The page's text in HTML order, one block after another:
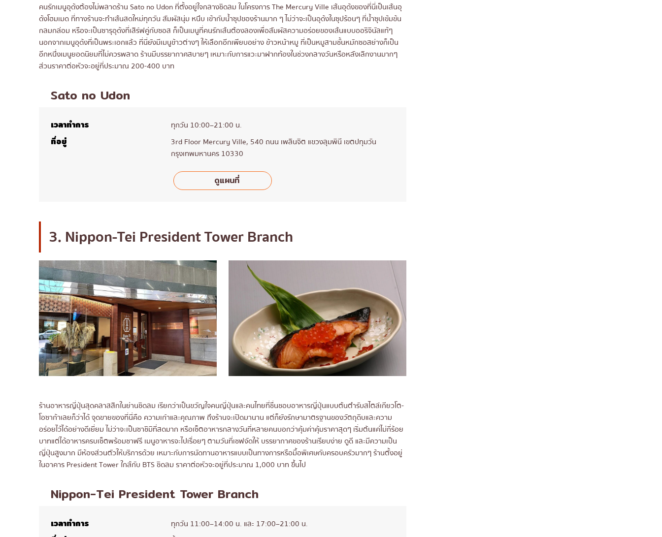
คนรักเมนูอุด้งต้องไม่พลาดร้าน Sato no Udon ที่ตั้งอยู่ใจกลางชิดลม ในโครงการ The Mercury Ville เส้นอุด้งของที่นี่เป็นเส้นอุ
ด้งโฮมเมด ที่ทางร้านจะทำเส้นสดใหม่ทุกวัน สัมผัสนุ่ม หนึบ เข้ากับน้ำซุปของร้านมาก ๆ ไม่ว่าจะเป็นอุด้งในซุปร้อนๆ ที่น้ำซุปเข้มข้น
กลมกล่อม หรือจะเป็นซารุอุด้งที่เสิร์ฟคู่กับซอส ก็เป็นเมนูที่คนรักเส้นต้องลองเพื่อสัมผัสความอร่อยของเส้นแบบออริจินัลแท้ๆ
นอกจากเมนูอุด้งที่เป็นพระเอกแล้ว ที่นี่ยังมีเมนูข้าวต่างๆ ให้เลือกอีกเพียบอย่าง ข้าวหน้าหมู ที่เป็นหมูสามชั้นหมักซอสย่างก็เป็น
อีกหนึ่งเมนูยอดนิยมที่ไม่ควรพลาด ร้านมีบรรยากาศสบายๆ เหมาะกับการแวะมาฝากท้องในช่วงกลางวันหรือหลังเลิกงานมากๆ
ส่วนราคาต่อหัวจะอยู่ที่ประมาณ 200-400 บาท
Sato no Udon
เวลาทำการ ทุกวัน 10:00–21:00 น.
ที่อยู่
3rd Floor Mercury Ville, 540 ถนน เพลินจิต แขวงลุมพินี เขตปทุมวัน
กรุงเทพมหานคร 10330
ดูแผนที่
3. Nippon-Tei President Tower Branch
ร้านอาหารญี่ปุ่นสุดคลาสสิกในย่านชิดลม เรียกว่าเป็นขวัญใจคนญี่ปุ่นและคนไทยที่ชื่นชอบอาหารญี่ปุ่นแบบต้นตำรับสไตล์เกียวโต-
โอซาก้าเลยก็ว่าได้ จุดขายของที่นี่คือ ความเก๋าและคุณภาพ ถึงร้านจะเปิดมานาน แต่ก็ยังรักษามาตรฐานของวัตถุดิบและความ
อร่อยไว้ได้อย่างดีเยี่ยม ไม่ว่าจะเป็นซาชิมิที่สดมาก หรือเซ็ตอาหารกลางวันที่หลายคนบอกว่าคุ้มค่าคุ้มราคาสุดๆ เริ่มต้นแค่ไม่กี่ร้อย
บาทแต่ได้อาหารครบเซ็ตพร้อมชาฟรี เมนูอาหารจะไปเรื่อยๆ ตามวันที่เชฟจัดให้ บรรยากาศของร้านเรียบง่าย ดูดี และมีความเป็น
ญี่ปุ่นสูงมาก มีห้องส่วนตัวให้บริการด้วย เหมาะกับการนัดทานอาหารแบบเป็นทางการหรือมื้อพิเศษกับครอบครัวมากๆ ร้านตั้งอยู่
ในอาคาร President Tower ใกล้กับ BTS ชิดลม ราคาต่อหัวจะอยู่ที่ประมาณ 1,000 บาท ขึ้นไป
Nippon-Tei President Tower Branch
เวลาทำการ ทุกวัน 11:00–14:00 น. และ 17:00–21:00 น.